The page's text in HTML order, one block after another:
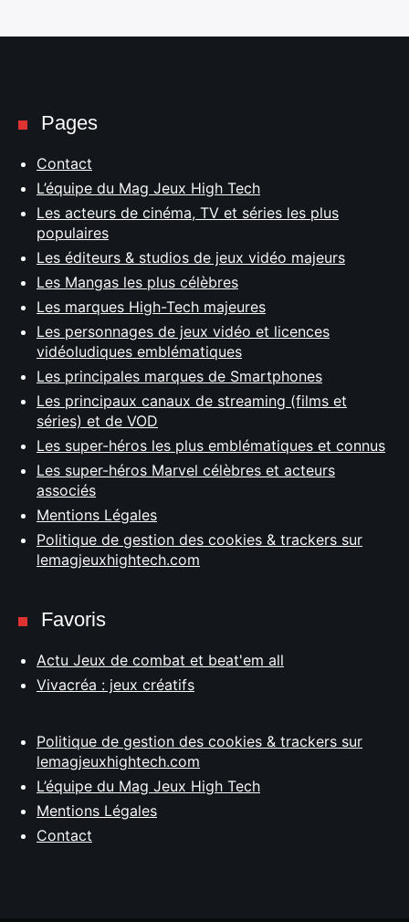
Pages
Contact
L’équipe du Mag Jeux High Tech
Les acteurs de cinéma, TV et séries les plus
populaires
Les éditeurs & studios de jeux vidéo majeurs
Les Mangas les plus célèbres
Les marques High-Tech majeures
Les personnages de jeux vidéo et licences
vidéoludiques emblématiques
Les principales marques de Smartphones
Les principaux canaux de streaming (films et
séries) et de VOD
Les super-héros les plus emblématiques et connus
Les super-héros Marvel célèbres et acteurs
associés
Mentions Légales
Politique de gestion des cookies & trackers sur
lemagjeuxhightech.com
Favoris
Actu Jeux de combat et beat'em all
Vivacréa : jeux créatifs
Politique de gestion des cookies & trackers sur
lemagjeuxhightech.com
L’équipe du Mag Jeux High Tech
Mentions Légales
Contact